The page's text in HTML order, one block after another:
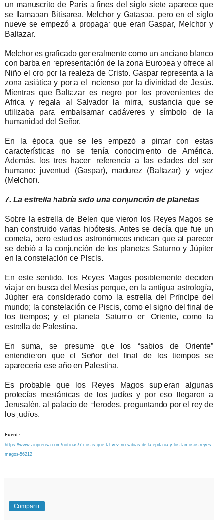
un manuscrito de París a fines del siglo siete aparece que
se llamaban Bitisarea, Melchor y Gataspa, pero en el siglo
nueve se empezó a propagar que eran Gaspar, Melchor y
Baltazar.
Melchor es graficado generalmente como un anciano blanco
con barba en representación de la zona Europea y ofrece al
Niño el oro por la realeza de Cristo. Gaspar representa a la
zona asiática y porta el incienso por la divinidad de Jesús.
Mientras que Baltazar es negro por los provenientes de
África y regala al Salvador la mirra, sustancia que se
utilizaba para embalsamar cadáveres y símbolo de la
humanidad del Señor.
En la época que se les empezó a pintar con estas
características no se tenía conocimiento de América.
Además, los tres hacen referencia a las edades del ser
humano: juventud (Gaspar), madurez (Baltazar) y vejez
(Melchor).
7. La estrella habría sido una conjunción de planetas
Sobre la estrella de Belén que vieron los Reyes Magos se
han construido varias hipótesis. Antes se decía que fue un
cometa, pero estudios astronómicos indican que al parecer
se debió a la conjunción de los planetas Saturno y Júpiter
en la constelación de Piscis.
En este sentido, los Reyes Magos posiblemente deciden
viajar en busca del Mesías porque, en la antigua astrología,
Júpiter era considerado como la estrella del Príncipe del
mundo; la constelación de Piscis, como el signo del final de
los tiempos; y el planeta Saturno en Oriente, como la
estrella de Palestina.
En suma, se presume que los “sabios de Oriente”
entendieron que el Señor del final de los tiempos se
aparecería ese año en Palestina.
Es probable que los Reyes Magos supieran algunas
profecías mesiánicas de los judíos y por eso llegaron a
Jerusalén, al palacio de Herodes, preguntando por el rey de
los judíos.
Fuente:
https://www.aciprensa.com/noticias/7-cosas-que-tal-vez-no-sabias-de-la-epifania-y-los-famosos-reyes-
magos-56212
Compartir